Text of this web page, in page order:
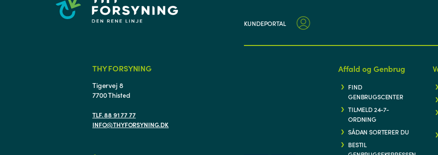
KUNDEPORTAL
THY FORSYNING
Tigervej 8
7700 Thisted
TLF. 88 91 77 77
INFO@THYFORSYNING.DK
Affald og Genbrug
FIND
GENBRUGSCENTER
TILMELD 24-7-
ORDNING
SÅDAN SORTERER DU
BESTIL